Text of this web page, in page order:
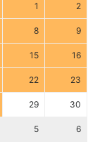
1 2
8 9
15 16
22 23
29 30
5 6